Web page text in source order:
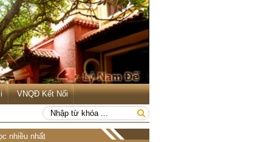
VNQĐ Kết Nối
nhiều nhất